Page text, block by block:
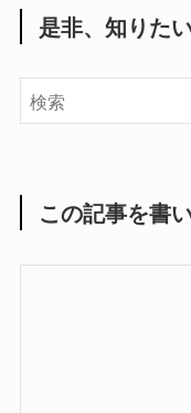
是非、知りた
この記事を書